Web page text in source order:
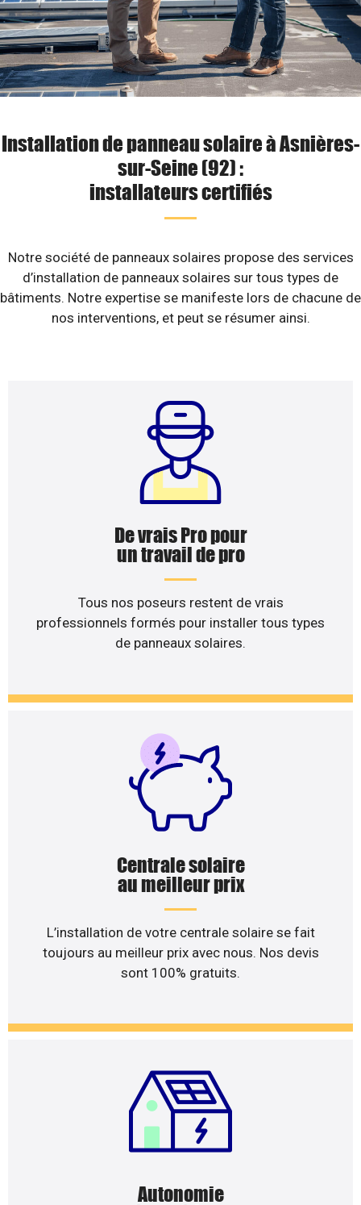
Installation de panneau solaire à Asnières-
sur-Seine (92) :
installateurs certifiés
Notre société de panneaux solaires propose des services
d’installation de panneaux solaires sur tous types de
bâtiments. Notre expertise se manifeste lors de chacune de
nos interventions, et peut se résumer ainsi.
De vrais Pro pour
un travail de pro
Tous nos poseurs restent de vrais
professionnels formés pour installer tous types
de panneaux solaires.
Centrale solaire
au meilleur prix
L’installation de votre centrale solaire se fait
toujours au meilleur prix avec nous. Nos devis
sont 100% gratuits.
Autonomie